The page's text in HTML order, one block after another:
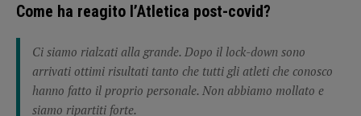
Come ha reagito l’Atletica post-covid?
Ci siamo rialzati alla grande. Dopo il lock-down sono
arrivati ottimi risultati tanto che tutti gli atleti che conosco
hanno fatto il proprio personale. Non abbiamo mollato e
siamo ripartiti forte.